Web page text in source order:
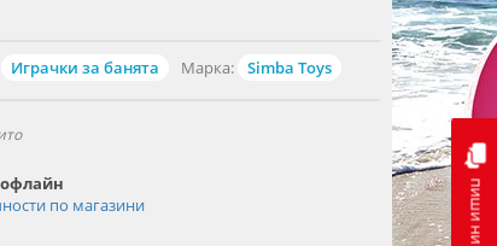
пиши ни
Играчки за банята Марка: Simba Toys
по магазини